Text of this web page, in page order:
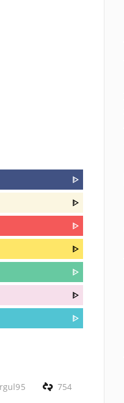
ᐈ
ᐈ
ᐈ
ᐈ
ᐈ
ᐈ
ᐈ
754